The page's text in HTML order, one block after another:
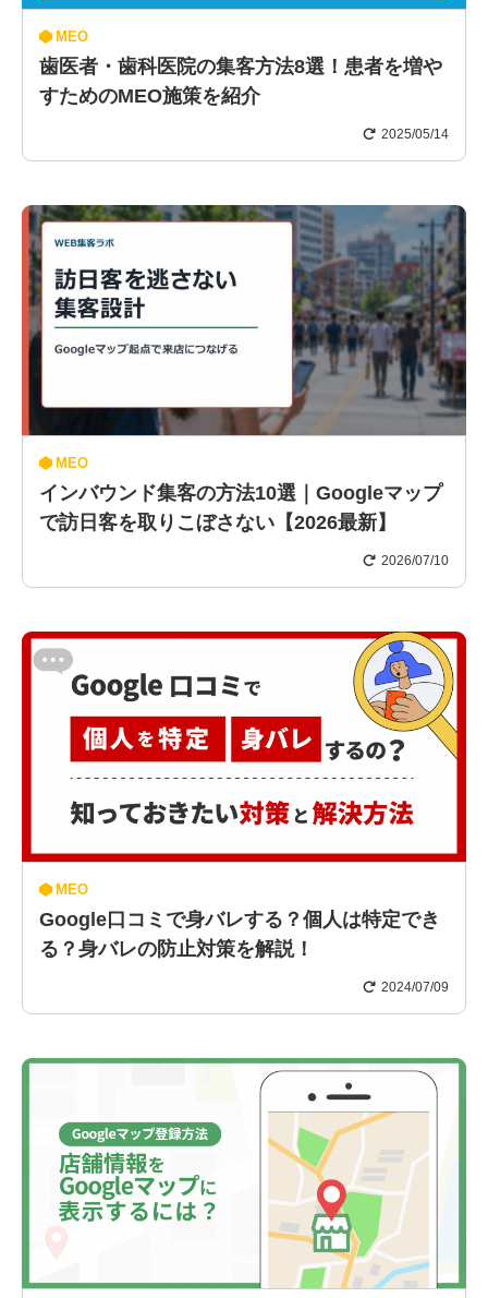
MEO
歯医者・歯科医院の集客方法8選！患者を増や
すためのMEO施策を紹介
2025/05/14
MEO
インバウンド集客の方法10選｜Googleマップ
で訪日客を取りこぼさない【2026最新】
2026/07/10
MEO
Google口コミで身バレする？個人は特定でき
る？身バレの防止対策を解説！
2024/07/09